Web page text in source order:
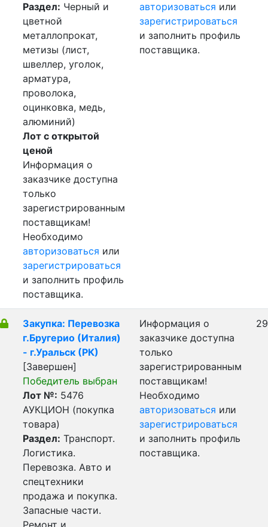
Раздел: Черный и
цветной
металлопрокат,
метизы (лист,
швеллер, уголок,
арматура,
проволока,
оцинковка, медь,
алюминий)
Лот с открытой
ценой
Информация о
заказчике доступна
только
зарегистрированным
поставщикам!
Необходимо
авторизоваться или
зарегистрироваться
и заполнить профиль
поставщика.
авторизоваться или
зарегистрироваться
и заполнить профиль
поставщика.
Закупка: Перевозка
г.Бругерио (Италия)
- г.Уральск (РК)
[Завершен]
Победитель выбран
Лот №: 5476
АУКЦИОН (покупка
товара)
Раздел: Транспорт.
Логистика.
Перевозка. Авто и
спецтехники
продажа и покупка.
Запасные части.
Ремонт и
Информация о
заказчике доступна
только
зарегистрированным
поставщикам!
Необходимо
авторизоваться или
зарегистрироваться
и заполнить профиль
поставщика.